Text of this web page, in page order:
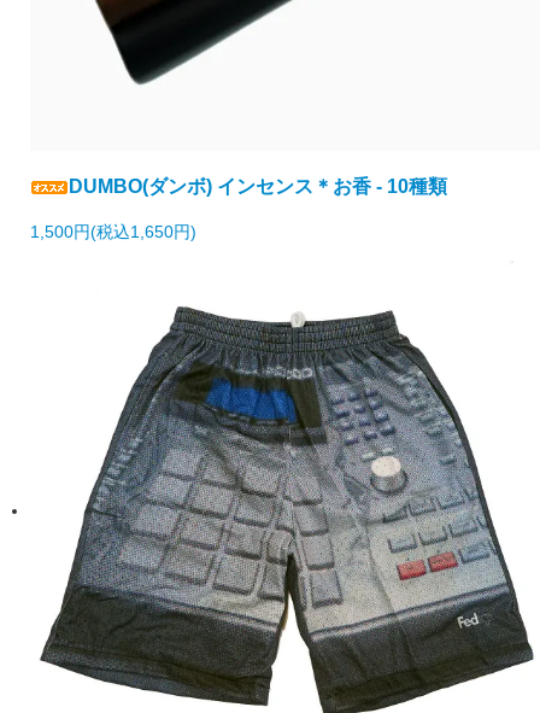
DUMBO(ダンボ) インセンス＊お香 - 10種類
1,500円(税込1,650円)